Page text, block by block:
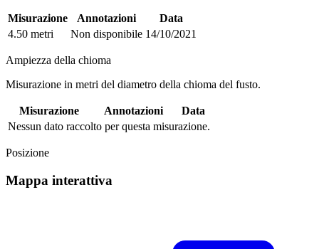
Misurazione Annotazioni
Data
4.50 metri
Non disponibile 14/10/2021
Ampiezza della chioma
Misurazione in metri del diametro della chioma del fusto.
Misurazione Annotazioni
Data
Nessun dato raccolto per questa misurazione.
Posizione
Mappa interattiva